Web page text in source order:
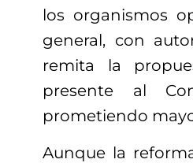
los organismos
general, con
remita la
presente al
prometiendo
Aunque la